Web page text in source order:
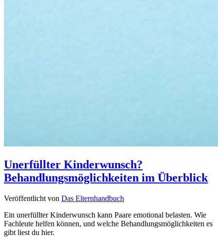
Unerfüllter Kinderwunsch?
Behandlungsmöglichkeiten im Überblick
Veröffentlicht von Das Elternhandbuch
Ein unerfüllter Kinderwunsch kann Paare emotional belasten. Wie
Fachleute helfen können, und welche Behandlungsmöglichkeiten es
gibt liest du hier.